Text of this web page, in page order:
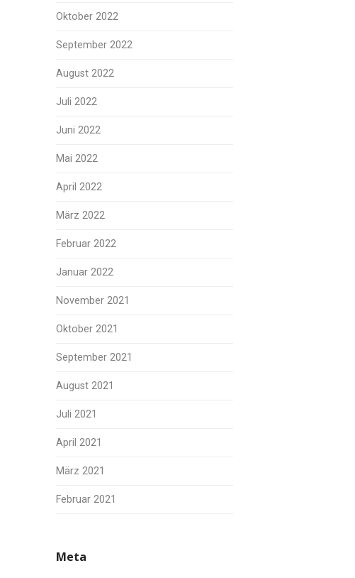
Oktober 2022
September 2022
August 2022
Juli 2022
Juni 2022
Mai 2022
April 2022
März 2022
Februar 2022
Januar 2022
November 2021
Oktober 2021
September 2021
August 2021
Juli 2021
April 2021
März 2021
Februar 2021
Meta